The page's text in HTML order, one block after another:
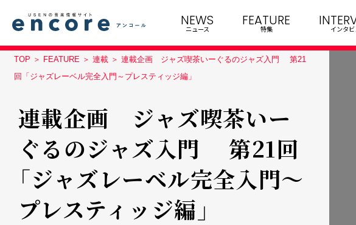
NEWS
ニュース
FEATURE
特集 インタ
TOP FEATURE 連載
連載企画 ジャズ喫茶いーぐるのジャズ入門 第21
回「ジャズレーベル完全入門～プレスティッジ編」
連載企画 ジャズ喫茶いー
ぐるのジャズ入門 第21回
「ジャズレーベル完全入門～
プレスティッジ編」